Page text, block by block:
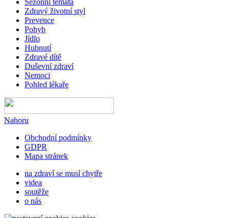
Sezónní témata
Zdravý životní styl
Prevence
Pohyb
Jídlo
Hubnutí
Zdravé dítě
Duševní zdraví
Nemoci
Pohled lékaře
Nahoru
Obchodní podmínky
GDPR
Mapa stránek
na zdraví se musí chytře
videa
soutěže
o nás